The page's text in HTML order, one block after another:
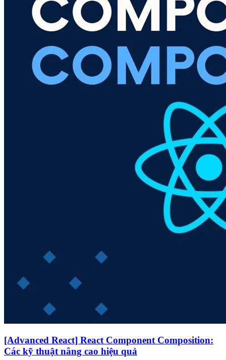
[Advanced React] React Component Composition:
Các kỹ thuật nâng cao hiệu quả